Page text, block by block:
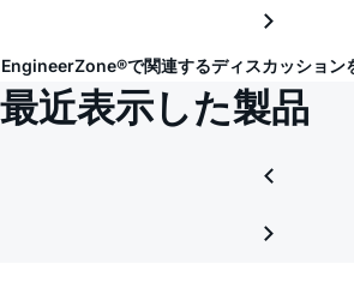
EngineerZone®で関連するディスカッション
最近表示した製品